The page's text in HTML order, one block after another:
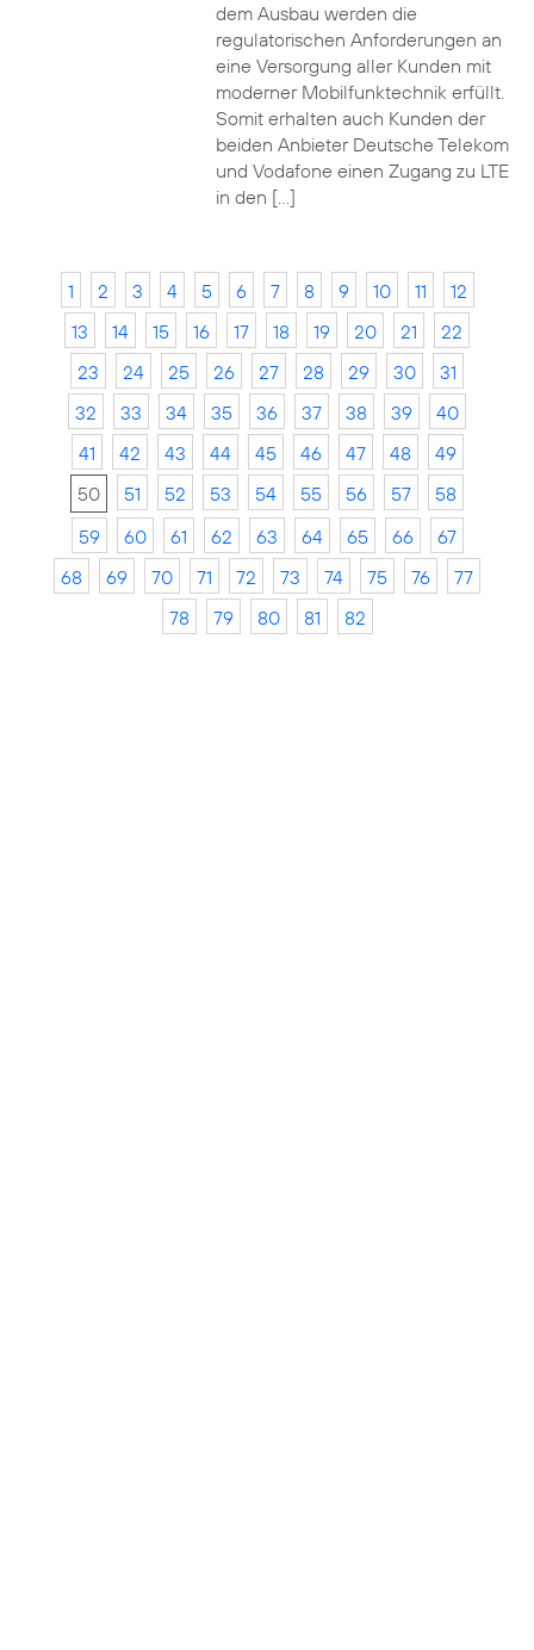
dem Ausbau werden die
regulatorischen Anforderungen an
eine Versorgung aller Kunden mit
moderner Mobilfunktechnik erfüllt.
Somit erhalten auch Kunden der
beiden Anbieter Deutsche Telekom
und Vodafone einen Zugang zu LTE
in den […]
1 2 3 4 5 6 7 8 9 10 11
12
13
14 15 16 17 18 19 20 21
22
23
24 25 26 27 28 29 30
31
32
33 34 35 36 37 38 39
40
41
42 43 44 45 46 47 48
49
50
51 52 53 54 55 56 57
58
59
60 61 62 63 64 65 66
67
68
69 70 71 72 73 74 75 76
77
78
79 80 81 82